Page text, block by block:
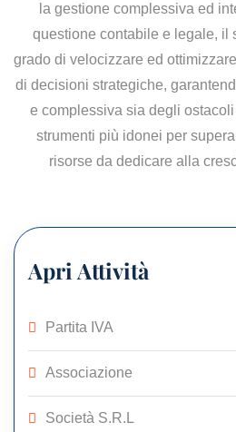
la gestione complessiva ed
questione contabile e legale, il
grado di velocizzare ed
di decisioni strategiche,
e complessiva sia degli
strumenti più idonei per
risorse da dedicare alla
Apri Attività
Partita IVA
Associazione
Società S.R.L